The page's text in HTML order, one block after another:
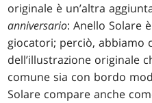
originale è un’altra
anniversario: Anello Solare
giocatori; perciò, abbiamo
dell’illustrazione originale
comune sia con bordo
Solare compare anche